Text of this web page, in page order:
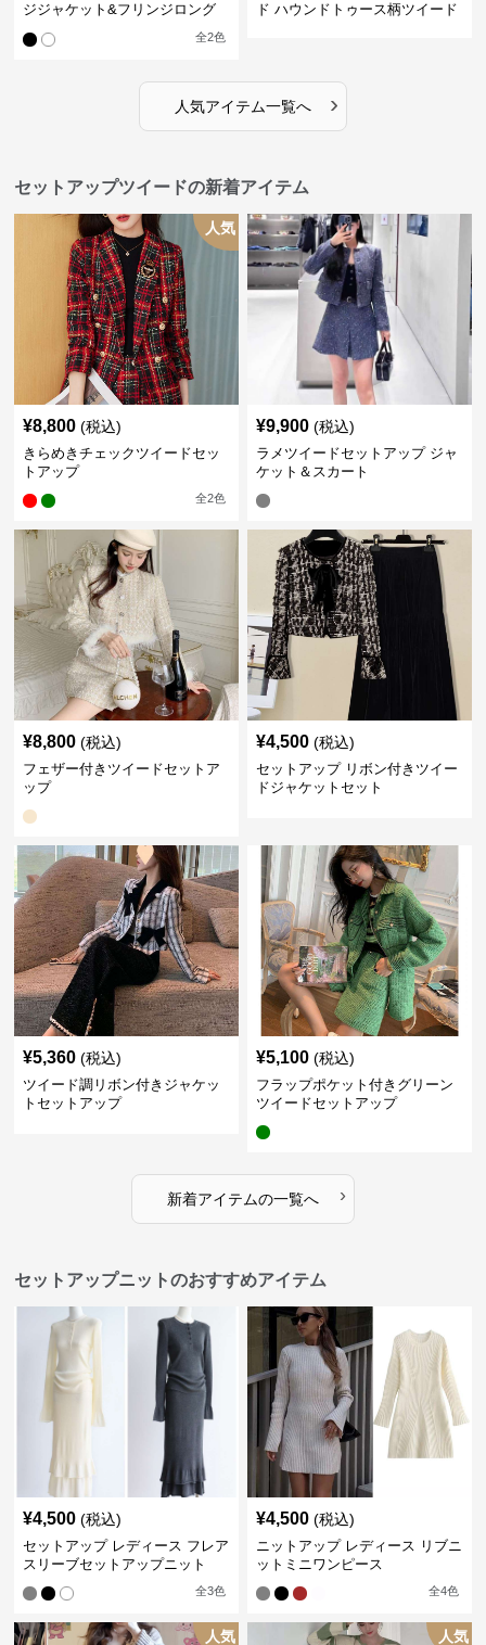
ジジャケット&フリンジロング
スカートツイードセットアップ
全2色
ド ハウンドトゥース柄ツイード
人気アイテム一覧へ ›
セットアップツイードの新着アイテム
人気
¥8,800 (税込)
きらめきチェックツイードセッ
トアップ
全2色
¥9,900 (税込)
ラメツイードセットアップ ジャ
ケット＆スカート
¥8,800 (税込)
フェザー付きツイードセットア
ップ
¥4,500 (税込)
セットアップ リボン付きツイー
ドジャケットセット
¥5,360 (税込)
ツイード調リボン付きジャケッ
トセットアップ
¥5,100 (税込)
フラップポケット付きグリーン
ツイードセットアップ
新着アイテムの一覧へ ›
セットアップニットのおすすめアイテム
¥4,500 (税込)
セットアップ レディース フレア
スリーブセットアップニット
全3色
¥4,500 (税込)
ニットアップ レディース リブニ
ットミニワンピース
全4色
人気 人気